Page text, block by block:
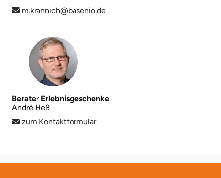
m.krannich@basenio.de
Berater Erlebnisgeschenke
André Heß
zum Kontaktformular
Mettingen
Märkisch-Oderland
Mönchengladbach
München